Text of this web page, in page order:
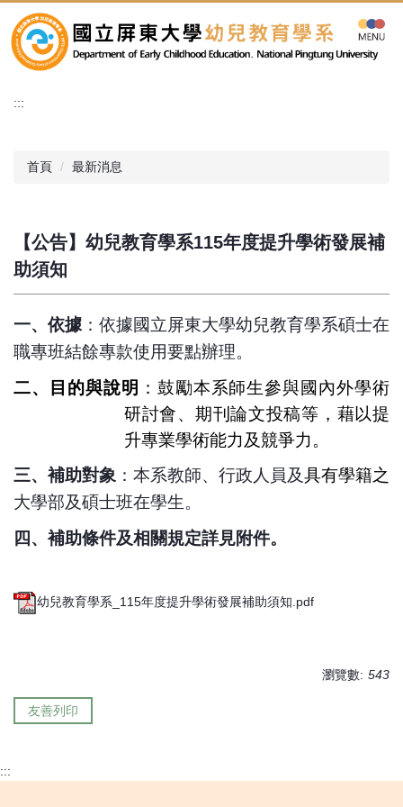
到
主
容
:::
首頁 最新消息
【公告】幼兒教育學系115年度提升學術發展補
助須知
一、依據 ：依據國立屏東大學幼兒教育學系碩士在
職專班結餘專款使用要點辦理。
二、目的與說明 ：鼓勵本系師生參與國內外學術
研討會、期刊論文投稿等，藉以提
升專業學術能力及競爭力。
三、補助對象 ：本系教師、行政人員及具有學籍之
大學部及碩士班在學生。
四、補助條件及相關規定詳見附件。
幼兒教育學系_115年度提升學術發展補助須知.pdf
瀏覽數: 543
友善列印
:::